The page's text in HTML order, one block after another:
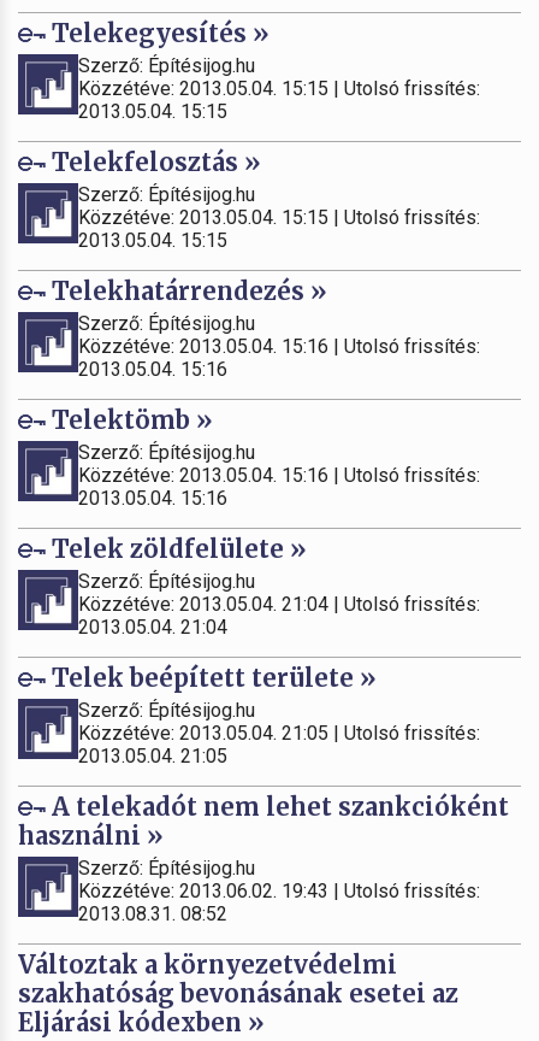
Telekegyesítés »
Szerző: Építésijog.hu
Közzétéve: 2013.05.04. 15:15 | Utolsó frissítés:
2013.05.04. 15:15
Telekfelosztás »
Szerző: Építésijog.hu
Közzétéve: 2013.05.04. 15:15 | Utolsó frissítés:
2013.05.04. 15:15
Telekhatárrendezés »
Szerző: Építésijog.hu
Közzétéve: 2013.05.04. 15:16 | Utolsó frissítés:
2013.05.04. 15:16
Telektömb »
Szerző: Építésijog.hu
Közzétéve: 2013.05.04. 15:16 | Utolsó frissítés:
2013.05.04. 15:16
Telek zöldfelülete »
Szerző: Építésijog.hu
Közzétéve: 2013.05.04. 21:04 | Utolsó frissítés:
2013.05.04. 21:04
Telek beépített területe »
Szerző: Építésijog.hu
Közzétéve: 2013.05.04. 21:05 | Utolsó frissítés:
2013.05.04. 21:05
A telekadót nem lehet szankcióként
használni »
Szerző: Építésijog.hu
Közzétéve: 2013.06.02. 19:43 | Utolsó frissítés:
2013.08.31. 08:52
Változtak a környezetvédelmi
szakhatóság bevonásának esetei az
Eljárási kódexben »